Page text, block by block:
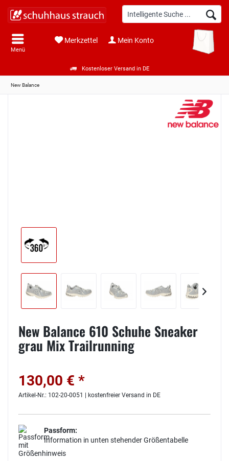
Kostenloser Versand in DE
Menü
Merkzettel Mein Konto
New Balance
New Balance 610 Schuhe Sneaker
grau Mix Trailrunning
130,00 € *
Artikel-Nr.: 102-20-0051 | kostenfreier Versand in DE
Passform:
Information in unten stehender Größentabelle